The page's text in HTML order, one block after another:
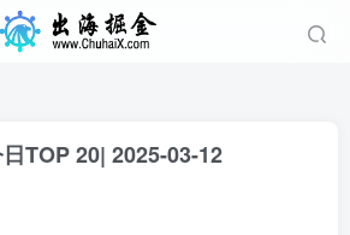
TOP 20| 2025-03-12